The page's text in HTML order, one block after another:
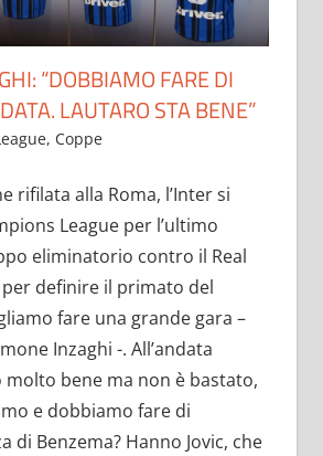
“DOBBIAMO FARE DI
LAUTARO STA BENE”
, Coppe
rifilata alla Roma, l’Inter si
League per l’ultimo
eliminatorio contro il Real
definire il primato del
fare una grande gara –
Inzaghi -. All’andata
bene ma non è bastato,
e dobbiamo fare di
di Benzema? Hanno Jovic, che